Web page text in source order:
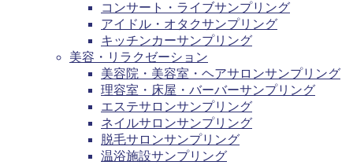
コンサート・ライブサンプリング
アイドル・オタクサンプリング
キッチンカーサンプリング
美容・リラクゼーション
美容院・美容室・ヘアサロンサンプリング
理容室・床屋・バーバーサンプリング
エステサロンサンプリング
ネイルサロンサンプリング
脱毛サロンサンプリング
温浴施設サンプリング